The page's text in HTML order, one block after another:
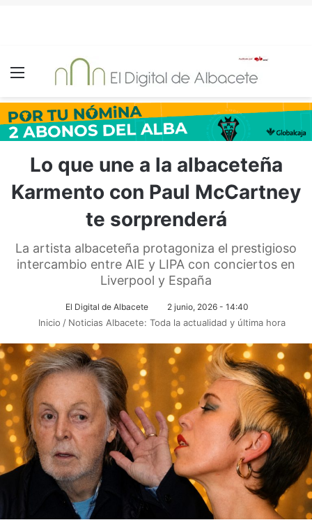
Menú
Lo que une a la albaceteña
Karmento con Paul McCartney
te sorprenderá
La artista albaceteña protagoniza el prestigioso
intercambio entre AIE y LIPA con conciertos en
Liverpool y España
El Digital de Albacete 2 junio, 2026 - 14:40
Inicio / Noticias Albacete: Toda la actualidad y última hora